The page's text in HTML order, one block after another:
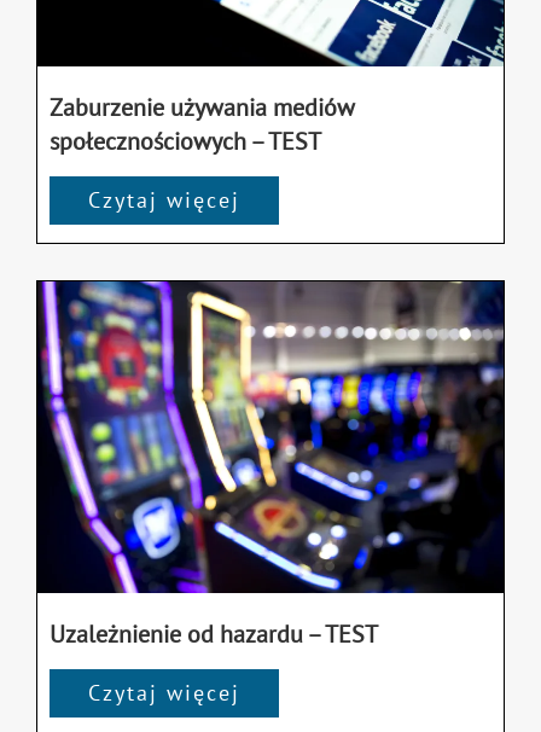
Zaburzenie używania mediów
społecznościowych – TEST
Czytaj więcej
Uzależnienie od hazardu – TEST
Czytaj więcej